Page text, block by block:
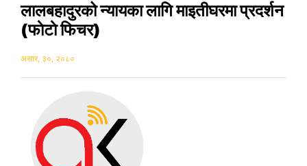
लालबहादुरको न्यायका लागि माइतीघरमा प्रदर्शन
(फाेटाे फिचर)
असार, ३०, २०८०